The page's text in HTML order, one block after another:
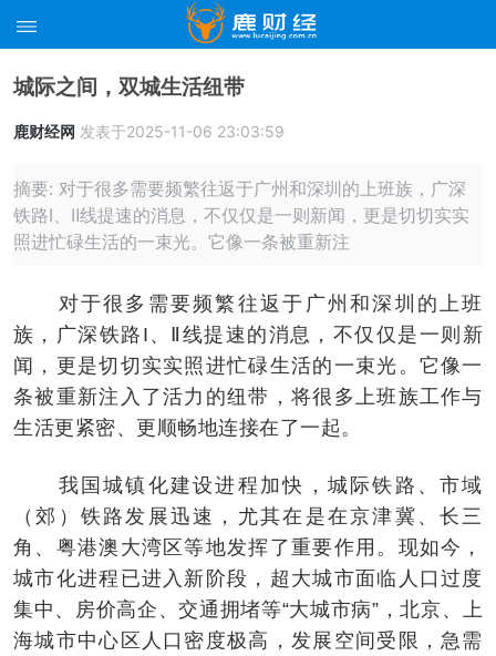
城际之间，双城生活纽带
鹿财经网 发表于2025-11-06 23:03:59
摘要: 对于很多需要频繁往返于广州和深圳的上班族，广深
铁路I、Ⅱ线提速的消息，不仅仅是一则新闻，更是切切实实
照进忙碌生活的一束光。它像一条被重新注
对于很多需要频繁往返于广州和深圳的上班
族，广深铁路I、Ⅱ线提速的消息，不仅仅是一则新
闻，更是切切实实照进忙碌生活的一束光。它像一
条被重新注入了活力的纽带，将很多上班族工作与
生活更紧密、更顺畅地连接在了一起。
我国城镇化建设进程加快，城际铁路、市域
（郊）铁路发展迅速，尤其在是在京津冀、长三
角、粤港澳大湾区等地发挥了重要作用。现如今，
城市化进程已进入新阶段，超大城市面临人口过度
集中、房价高企、交通拥堵等“大城市病”，北京、上
海城市中心区人口密度极高，发展空间受限，急需